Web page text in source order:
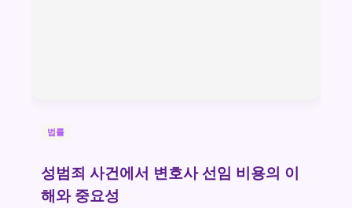
법률
성범죄 사건에서 변호사 선임 비용의 이
해와 중요성